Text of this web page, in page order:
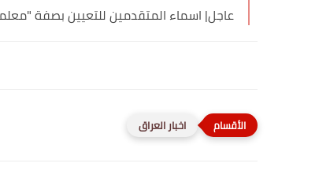
عاجل| اسماء المتقدمين للتعيين بصفة
اخبار العراق